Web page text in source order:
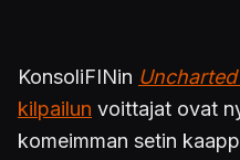
KonsoliFINin
kilpailun voittajat ovat
komeimman setin